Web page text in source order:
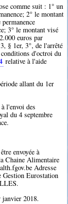
comme suit : 1° un
2° le montant
3° le montant visé
euros par
§ 1er, 3°, de l'arrêté
d'octroi du
relative à l'aide
allant du 1er
l'envoi des
du 4 septembre
envoyée à
Chaine Alimentaire
Adresse
Gestion Eurostation
janvier 2018.